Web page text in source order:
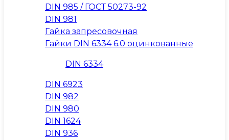
DIN 985 / ГОСТ 50273-92
DIN 981
Гайка запресовочная
Гайки DIN 6334 6.0 оцинкованные
DIN 6334
DIN 6923
DIN 982
DIN 980
DIN 1624
DIN 936